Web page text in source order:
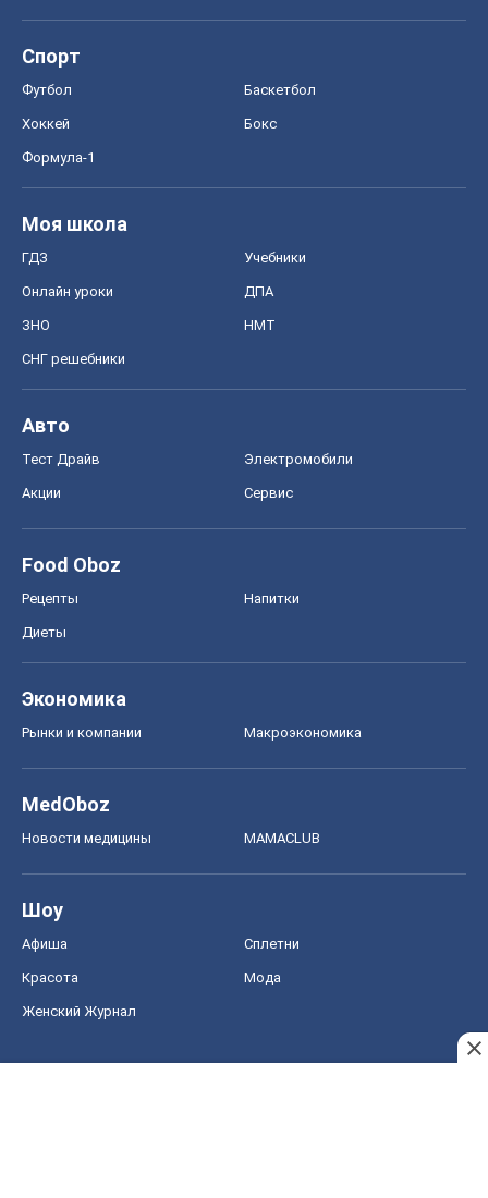
Спорт
Футбол Баскетбол
Хоккей Бокс
Формула-1
Моя школа
ГДЗ Учебники
Онлайн уроки ДПА
ЗНО НМТ
СНГ решебники
Авто
Тест Драйв Электромобили
Акции Сервис
Food Oboz
Рецепты Напитки
Диеты
Экономика
Рынки и компании Mакроэкономика
MedOboz
Новости медицины MAMACLUB
Шоу
Афиша Сплетни
Красота Мода
Женский Журнал